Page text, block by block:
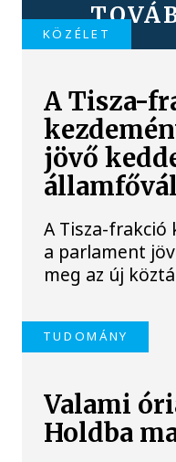
KÖZÉLET
A Tisza-
jövő
A Tisza-frakció
a parlament
meg az új
TUDOMÁNY
Valami
Holdba